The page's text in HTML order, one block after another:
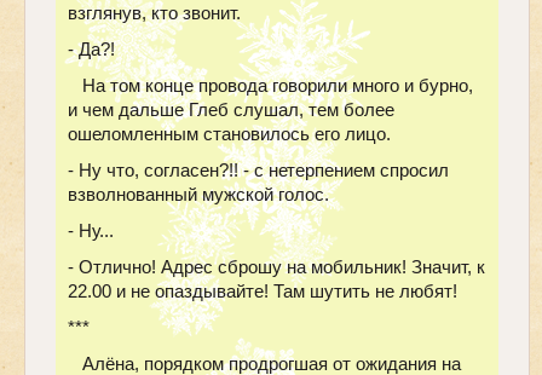
взглянув, кто звонит.
- Да?!
На том конце провода говорили много и бурно,
и чем дальше Глеб слушал, тем более
ошеломленным становилось его лицо.
- Ну что, согласен?!! - с нетерпением спросил
взволнованный мужской голос.
- Ну...
- Отлично! Адрес сброшу на мобильник! Значит, к
22.00 и не опаздывайте! Там шутить не любят!
***
Алёна, порядком продрогшая от ожидания на